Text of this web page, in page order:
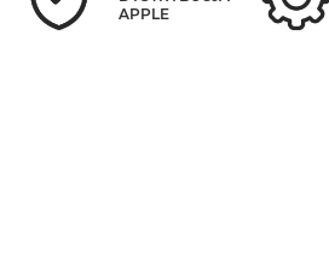
APPLE